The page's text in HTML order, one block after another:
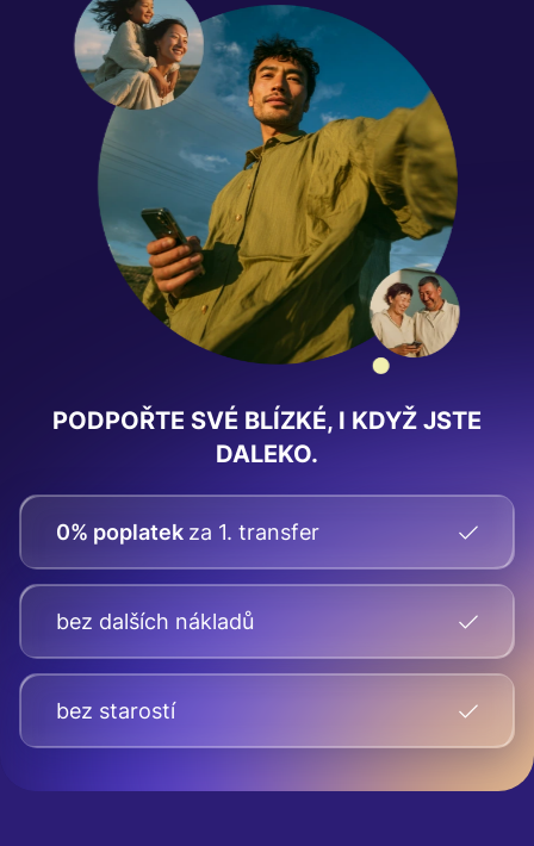
PODPOŘTE SVÉ BLÍZKÉ, I KDYŽ JSTE
DALEKO.
0% poplatek za 1. transfer
bez dalších nákladů
bez starostí